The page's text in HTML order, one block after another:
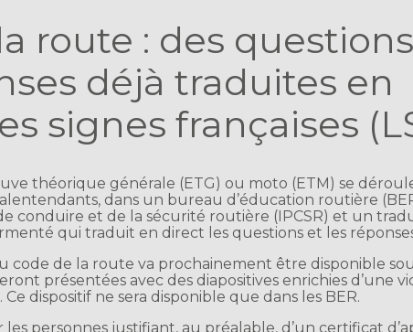
route : des
déjà traduites en
signes françaises
théorique générale (ETG) ou moto (ETM) se
dans un bureau d’éducation routière
conduire et de la sécurité routière (IPCSR) et un
qui traduit en direct les questions et les
code de la route va prochainement être disponible
présentées avec des diapositives enrichies d’une
dispositif ne sera disponible que dans les BER.
personnes justifiant, au préalable, d’un certificat